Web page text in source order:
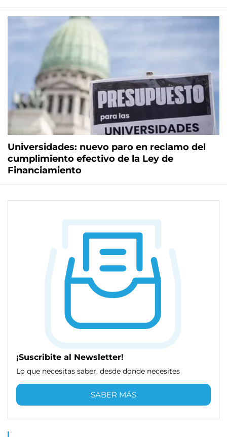
Universidades: nuevo paro en reclamo del
cumplimiento efectivo de la Ley de
Financiamiento
¡Suscribite al Newsletter!
Lo que necesitas saber, desde donde necesites
SABER MÁS